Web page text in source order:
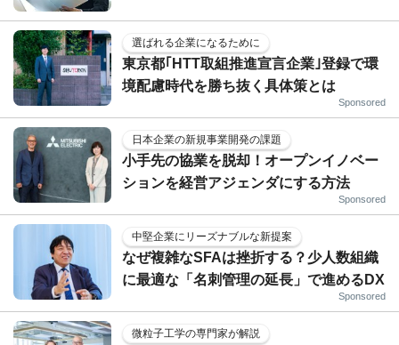
選ばれる企業になるために
東京都｢HTT取組推進宣言企業｣登録で環
境配慮時代を勝ち抜く具体策とは
Sponsored
日本企業の新規事業開発の課題
小手先の協業を脱却！オープンイノベー
ションを経営アジェンダにする方法
Sponsored
中堅企業にリーズナブルな新提案
なぜ複雑なSFAは挫折する？少人数組織
に最適な「名刺管理の延長」で進めるDX
Sponsored
微粒子工学の専門家が解説